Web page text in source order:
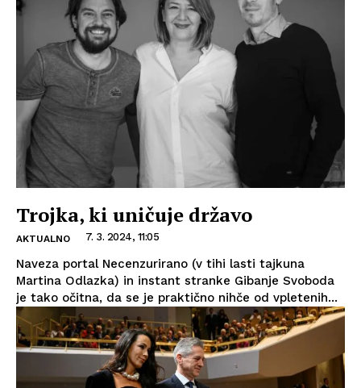
Trojka, ki uničuje državo
AKTUALNO 7. 3. 2024, 11:05
Naveza portal Necenzurirano (v tihi lasti tajkuna
Martina Odlazka) in instant stranke Gibanje Svoboda
je tako očitna, da se je praktično nihče od vpletenih...